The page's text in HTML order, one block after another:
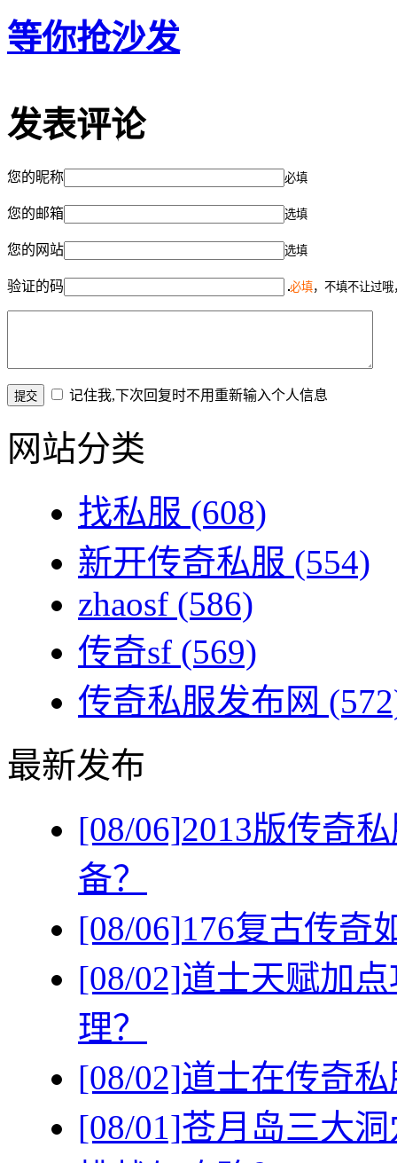
等你抢沙发
发表评论
您的昵称 必填
您的邮箱 选填
您的网站 选填
验证的码 必填，不填不让过
记住我,下次回复时不用重新输入个人信息
网站分类
找私服 (608)
新开传奇私服 (554)
zhaosf (586)
传奇sf (569)
传奇私服发布网
最新发布
[08/06]2013版传奇
备？
[08/06]176复古传奇
[08/02]道士天赋加
理？
[08/02]道士在传奇
[08/01]苍月岛三大